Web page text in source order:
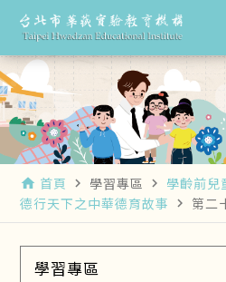
home 首頁 navigate_next 學習專區 navigate_next 學齡前兒
德行天下之中華德育故事 navigate_next 第二
學習專區